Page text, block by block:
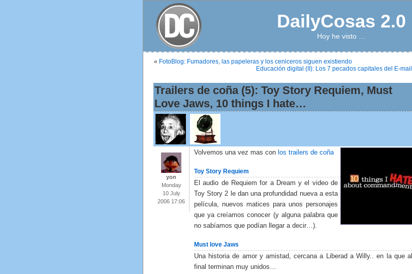
DailyCosas 2.0
Hoy he visto …
« FotoBlog: Fumadores, las papeleras y los ceniceros siguen existiendo
Educación digital (II): Los 7 pecados capitales del E-mail
Trailers de coña (5): Toy Story Requiem, Must
Love Jaws, 10 things I hate…
yon
Monday
10 July
2006 17:06
Volvemos una vez mas con los trailers de coña
Toy Story Requiem
El audio de Requiem for a Dream y el video de
Toy Story 2 le dan una profundidad nueva a esta
película, nuevos matices para unos personajes
que ya creíamos conocer (y alguna palabra que
no sabíamos que podían llegar a decir…).
Must love Jaws
Una historia de amor y amistad, cercana a Liberad a Willy.. en la que al
final terminan muy unidos…